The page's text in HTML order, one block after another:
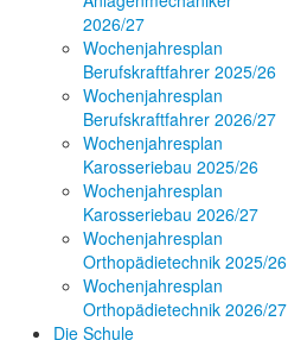
2026/27
Wochenjahresplan
Berufskraftfahrer 2025/26
Wochenjahresplan
Berufskraftfahrer 2026/27
Wochenjahresplan
Karosseriebau 2025/26
Wochenjahresplan
Karosseriebau 2026/27
Wochenjahresplan
Orthopädietechnik 2025/26
Wochenjahresplan
Orthopädietechnik 2026/27
Die Schule